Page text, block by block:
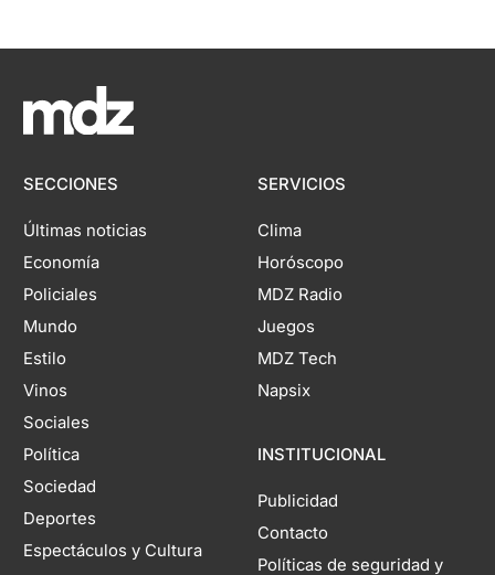
SECCIONES
Últimas noticias
Economía
Policiales
Mundo
Estilo
Vinos
Sociales
Política
Sociedad
Deportes
Espectáculos y Cultura
SERVICIOS
Clima
Horóscopo
MDZ Radio
Juegos
MDZ Tech
Napsix
INSTITUCIONAL
Publicidad
Contacto
Políticas de seguridad y